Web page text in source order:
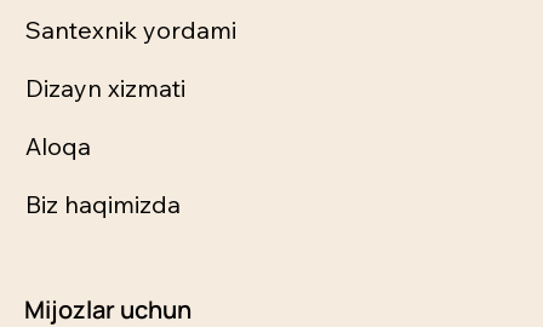
Santexnik yordami
Dizayn xizmati
Aloqa
Biz haqimizda
Mijozlar uchun